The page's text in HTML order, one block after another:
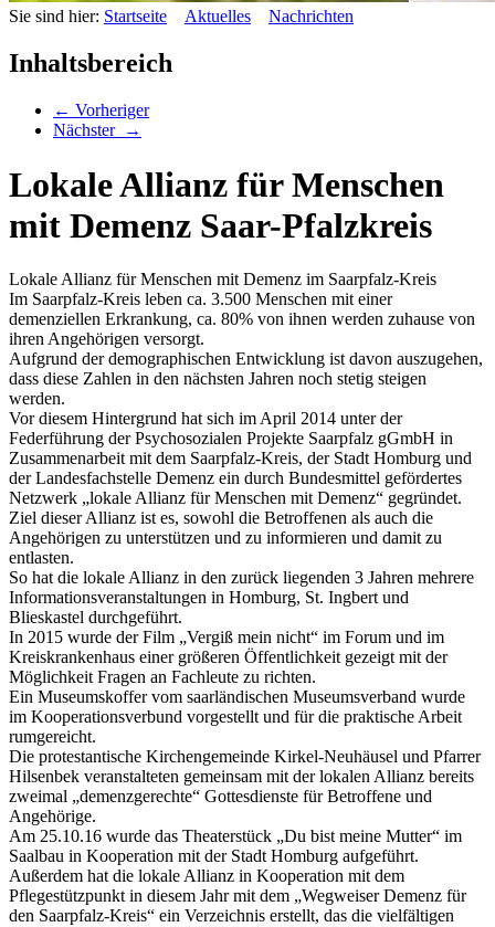
Sie sind hier: Startseite Aktuelles Nachrichten
Inhaltsbereich
← Vorheriger
Nächster →
Lokale Allianz für Menschen
mit Demenz Saar-Pfalzkreis
Lokale Allianz für Menschen mit Demenz im Saarpfalz-Kreis
Im Saarpfalz-Kreis leben ca. 3.500 Menschen mit einer
demenziellen Erkrankung, ca. 80% von ihnen werden zuhause von
ihren Angehörigen versorgt.
Aufgrund der demographischen Entwicklung ist davon auszugehen,
dass diese Zahlen in den nächsten Jahren noch stetig steigen
werden.
Vor diesem Hintergrund hat sich im April 2014 unter der
Federführung der Psychosozialen Projekte Saarpfalz gGmbH in
Zusammenarbeit mit dem Saarpfalz-Kreis, der Stadt Homburg und
der Landesfachstelle Demenz ein durch Bundesmittel gefördertes
Netzwerk „lokale Allianz für Menschen mit Demenz“ gegründet.
Ziel dieser Allianz ist es, sowohl die Betroffenen als auch die
Angehörigen zu unterstützen und zu informieren und damit zu
entlasten.
So hat die lokale Allianz in den zurück liegenden 3 Jahren mehrere
Informationsveranstaltungen in Homburg, St. Ingbert und
Blieskastel durchgeführt.
In 2015 wurde der Film „Vergiß mein nicht“ im Forum und im
Kreiskrankenhaus einer größeren Öffentlichkeit gezeigt mit der
Möglichkeit Fragen an Fachleute zu richten.
Ein Museumskoffer vom saarländischen Museumsverband wurde
im Kooperationsverbund vorgestellt und für die praktische Arbeit
rumgereicht.
Die protestantische Kirchengemeinde Kirkel-Neuhäusel und Pfarrer
Hilsenbek veranstalteten gemeinsam mit der lokalen Allianz bereits
zweimal „demenzgerechte“ Gottesdienste für Betroffene und
Angehörige.
Am 25.10.16 wurde das Theaterstück „Du bist meine Mutter“ im
Saalbau in Kooperation mit der Stadt Homburg aufgeführt.
Außerdem hat die lokale Allianz in Kooperation mit dem
Pflegestützpunkt in diesem Jahr mit dem „Wegweiser Demenz für
den Saarpfalz-Kreis“ ein Verzeichnis erstellt, das die vielfältigen